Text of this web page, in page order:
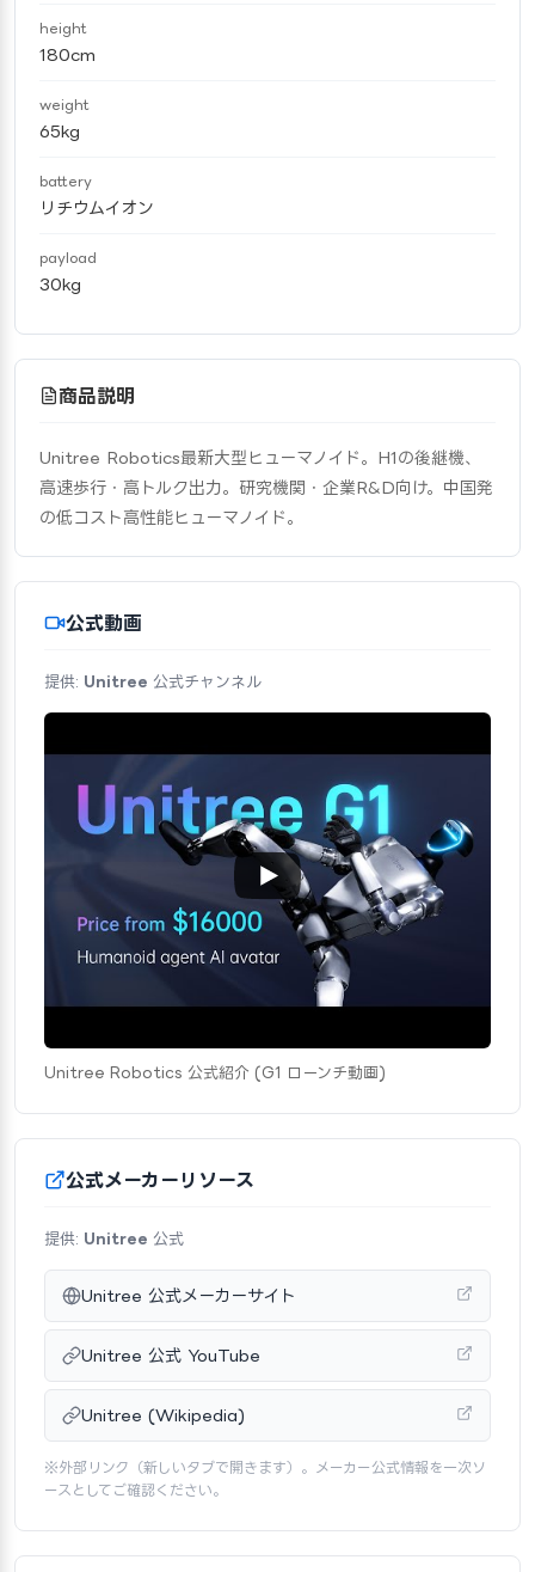
height
180cm
weight
65kg
battery
リチウムイオン
payload
30kg
商品説明
Unitree Robotics最新大型ヒューマノイド。H1の後継機、
高速歩行・高トルク出力。研究機関・企業R&D向け。中国発
の低コスト高性能ヒューマノイド。
公式動画
提供: Unitree 公式チャンネル
Unitree Robotics 公式紹介 (G1 ローンチ動画)
公式メーカーリソース
提供: Unitree 公式
Unitree 公式メーカーサイト
Unitree 公式 YouTube
Unitree (Wikipedia)
※外部リンク（新しいタブで開きます）。メーカー公式情報を一次ソ
ースとしてご確認ください。